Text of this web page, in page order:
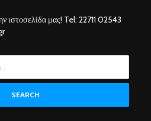
ιστοσελίδα μας! Tel: 22711 02543
SEARCH